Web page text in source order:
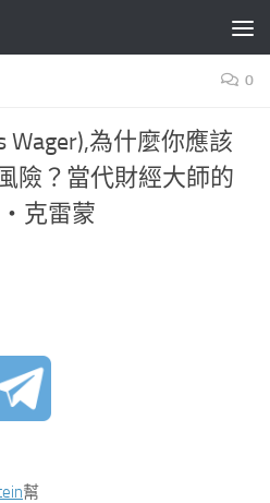
0
Wager),為什麼你應該
險？當代財經大師的
克雷蒙
幫